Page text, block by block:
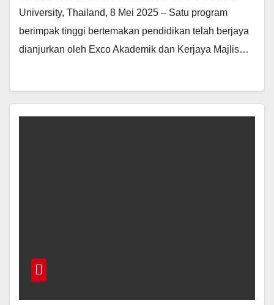
University, Thailand, 8 Mei 2025 – Satu program
berimpak tinggi bertemakan pendidikan telah berjaya
dianjurkan oleh Exco Akademik dan Kerjaya Majlis…